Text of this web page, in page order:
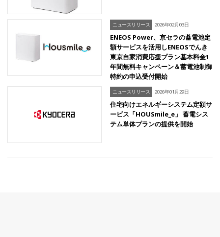
ニュースリリース 2026年02月03日
ENEOS Power、京セラの蓄電池定
額サービスを活用しENEOSでんき
東京自家消費応援プラン基本料金1
年間無料キャンペーン＆蓄電池制御
特約の申込受付開始
ニュースリリース 2026年01月29日
住宅向けエネルギーシステム定額サ
ービス「HOUSmile_e」 蓄電シス
テム単体プランの提供を開始